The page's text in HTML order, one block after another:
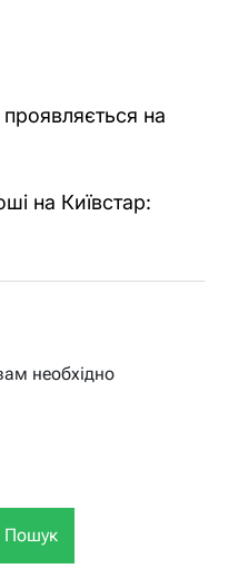
проявляється на
на Київстар:
необхідно
Пошук